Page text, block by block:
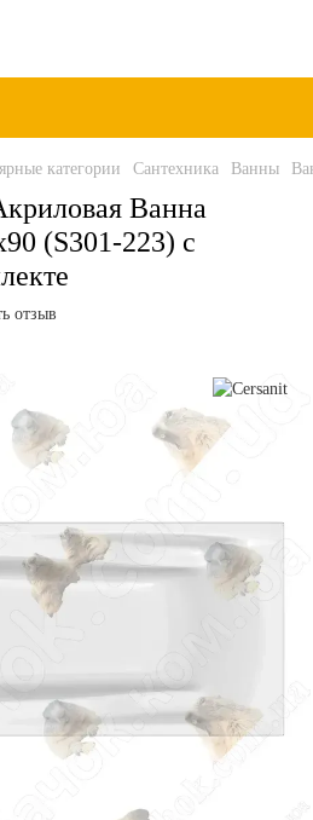
категории Сантехника Ванны
Ванна
(S301-223) с
отзыв